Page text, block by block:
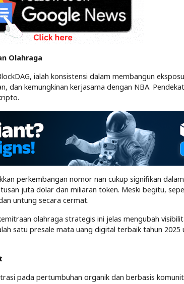
Olahraga
ialah konsistensi dalam membangun
dan kemungkinan kerjasama dengan NBA.
perkembangan nomor nan cukup signifikan
juta dolar dan miliaran token. Meski begitu,
untung secara cermat.
olahraga strategis ini jelas mengubah
satu presale mata uang digital terbaik tahun 2025
pada pertumbuhan organik dan berbasis